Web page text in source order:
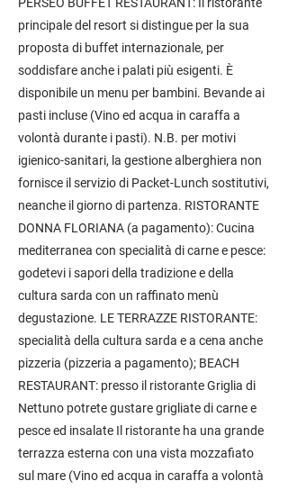
PERSEO BUFFET RESTAURANT: Il ristorante
principale del resort si distingue per la sua
proposta di buffet internazionale, per
soddisfare anche i palati più esigenti. È
disponibile un menu per bambini. Bevande ai
pasti incluse (Vino ed acqua in caraffa a
volontà durante i pasti). N.B. per motivi
igienico-sanitari, la gestione alberghiera non
fornisce il servizio di Packet-Lunch sostitutivi,
neanche il giorno di partenza. RISTORANTE
DONNA FLORIANA (a pagamento): Cucina
mediterranea con specialità di carne e pesce:
godetevi i sapori della tradizione e della
cultura sarda con un raffinato menù
degustazione. LE TERRAZZE RISTORANTE:
specialità della cultura sarda e a cena anche
pizzeria (pizzeria a pagamento); BEACH
RESTAURANT: presso il ristorante Griglia di
Nettuno potrete gustare grigliate di carne e
pesce ed insalate Il ristorante ha una grande
terrazza esterna con una vista mozzafiato
sul mare (Vino ed acqua in caraffa a volontà